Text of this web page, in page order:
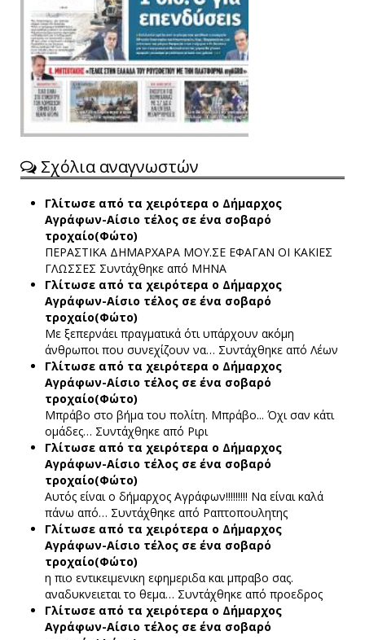
Σχόλια αναγνωστών
Γλίτωσε από τα χειρότερα ο Δήμαρχος
Αγράφων-Αίσιο τέλος σε ένα σοβαρό
τροχαίο(Φώτο)
ΠΕΡΑΣΤΙΚΑ ΔΗΜΑΡΧΑΡΑ ΜΟΥ.ΣΕ ΕΦΑΓΑΝ ΟΙ ΚΑΚΙΕΣ
ΓΛΩΣΣΕΣ Συντάχθηκε από ΜΗΝΑ
Γλίτωσε από τα χειρότερα ο Δήμαρχος
Αγράφων-Αίσιο τέλος σε ένα σοβαρό
τροχαίο(Φώτο)
Με ξεπερνάει πραγματικά ότι υπάρχουν ακόμη
άνθρωποι που συνεχίζουν να… Συντάχθηκε από Λέων
Γλίτωσε από τα χειρότερα ο Δήμαρχος
Αγράφων-Αίσιο τέλος σε ένα σοβαρό
τροχαίο(Φώτο)
Μπράβο στο βήμα του πολίτη. Μπράβο... Όχι σαν κάτι
ομάδες… Συντάχθηκε από Ριρι
Γλίτωσε από τα χειρότερα ο Δήμαρχος
Αγράφων-Αίσιο τέλος σε ένα σοβαρό
τροχαίο(Φώτο)
Αυτός είναι ο δήμαρχος Αγράφων!!!!!!!!! Να είναι καλά
πάνω από… Συντάχθηκε από Ραπτοπουλητης
Γλίτωσε από τα χειρότερα ο Δήμαρχος
Αγράφων-Αίσιο τέλος σε ένα σοβαρό
τροχαίο(Φώτο)
η πιο εντικειμενικη εφημεριδα και μπραβο σας.
αναδυκνειεται το θεμα… Συντάχθηκε από προεδρος
Γλίτωσε από τα χειρότερα ο Δήμαρχος
Αγράφων-Αίσιο τέλος σε ένα σοβαρό